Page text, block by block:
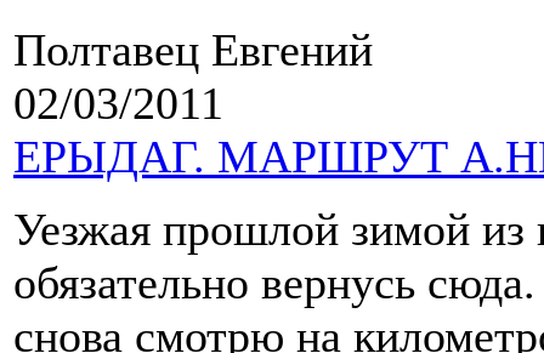
Полтавец Евгений
02/03/2011
ЕРЫДАГ. МАРШРУТ
Уезжая прошлой зимой из
обязательно вернусь
снова смотрю на